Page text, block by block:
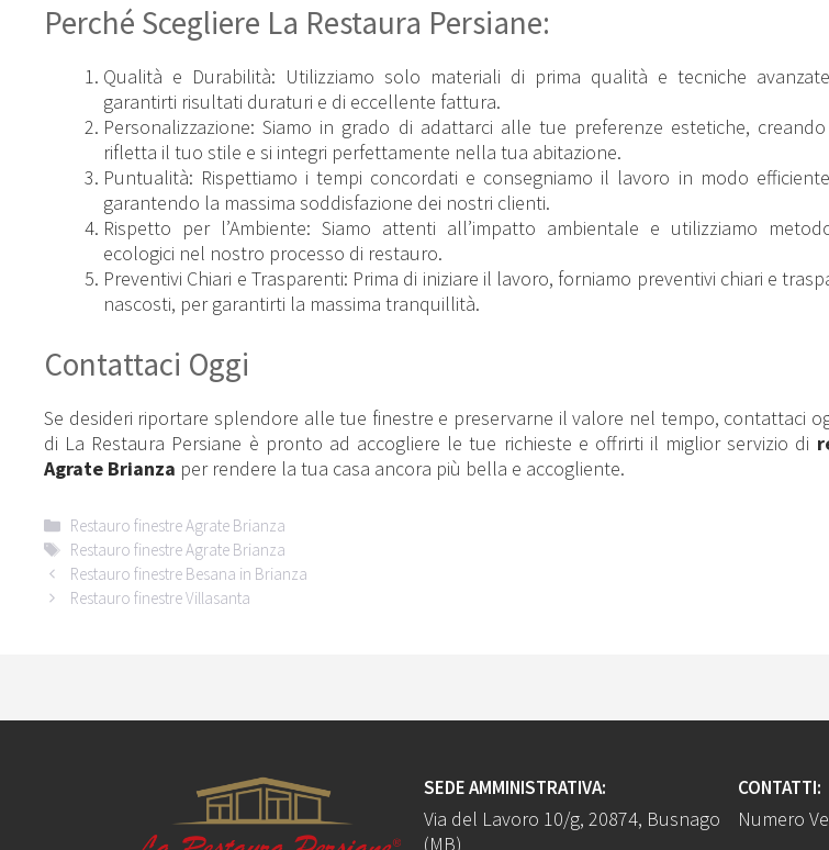
Perché Scegliere La Restaura Persiane:
Qualità e Durabilità: Utilizziamo solo materiali di prima qualità e tecniche
garantirti risultati duraturi e di eccellente fattura.
Personalizzazione: Siamo in grado di adattarci alle tue preferenze estetiche,
rifletta il tuo stile e si integri perfettamente nella tua abitazione.
Puntualità: Rispettiamo i tempi concordati e consegniamo il lavoro in modo
garantendo la massima soddisfazione dei nostri clienti.
Rispetto per l’Ambiente: Siamo attenti all’impatto ambientale e utilizziamo
ecologici nel nostro processo di restauro.
Preventivi Chiari e Trasparenti: Prima di iniziare il lavoro, forniamo preventivi chiari e
nascosti, per garantirti la massima tranquillità.
Contattaci Oggi
Se desideri riportare splendore alle tue finestre e preservarne il valore nel tempo, contattaci
di La Restaura Persiane è pronto ad accogliere le tue richieste e offrirti il miglior servizio di
Agrate Brianza per rendere la tua casa ancora più bella e accogliente.
Categorie
Restauro finestre Agrate Brianza
Tag
Restauro finestre Agrate Brianza
Restauro finestre Besana in Brianza
Restauro finestre Villasanta
SEDE AMMINISTRATIVA:
Via del Lavoro 10/g, 20874, Busnago
(MB)
CONTATTI:
Numero